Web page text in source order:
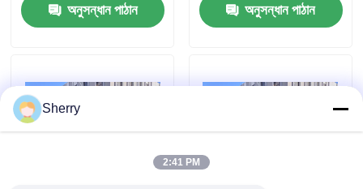
যোগাযোগ করুন
ব্লগ
অনুসন্ধান পাঠান
অনুসন্ধান পাঠান
Sherry
2:41 PM